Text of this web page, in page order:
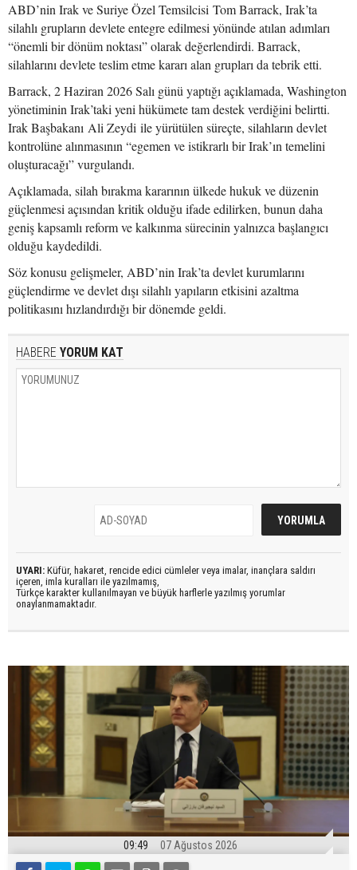
ABD’nin Irak ve Suriye Özel Temsilcisi Tom Barrack, Irak’ta
silahlı grupların devlete entegre edilmesi yönünde atılan adımları
“önemli bir dönüm noktası” olarak değerlendirdi. Barrack,
silahlarını devlete teslim etme kararı alan grupları da tebrik etti.
Barrack, 2 Haziran 2026 Salı günü yaptığı açıklamada, Washington
yönetiminin Irak’taki yeni hükümete tam destek verdiğini belirtti.
Irak Başbakanı Ali Zeydi ile yürütülen süreçte, silahların devlet
kontrolüne alınmasının “egemen ve istikrarlı bir Irak’ın temelini
oluşturacağı” vurgulandı.
Açıklamada, silah bırakma kararının ülkede hukuk ve düzenin
güçlenmesi açısından kritik olduğu ifade edilirken, bunun daha
geniş kapsamlı reform ve kalkınma sürecinin yalnızca başlangıcı
olduğu kaydedildi.
Söz konusu gelişmeler, ABD’nin Irak’ta devlet kurumlarını
güçlendirme ve devlet dışı silahlı yapıların etkisini azaltma
politikasını hızlandırdığı bir dönemde geldi.
HABERE YORUM KAT
UYARI: Küfür, hakaret, rencide edici cümleler veya imalar, inançlara saldırı
içeren, imla kuralları ile yazılmamış,
Türkçe karakter kullanılmayan ve büyük harflerle yazılmış yorumlar
onaylanmamaktadır.
09:49 07 Ağustos 2026